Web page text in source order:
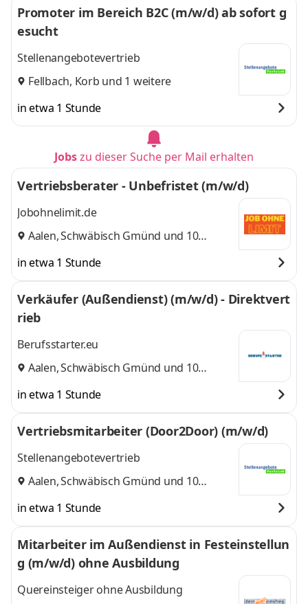
Promoter im Bereich B2C (m/w/d) ab sofort g
esucht
Stellenangebotevertrieb
Fellbach, Korb und 1 weitere
in etwa 1 Stunde
Jobszu dieser Suche per Mail erhalten
Vertriebsberater - Unbefristet (m/w/d)
Jobohnelimit.de
Aalen,Schwäbisch Gmünd und 10
in etwa 1 Stunde
Verkäufer (Außendienst) (m/w/d) - Direktvert
rieb
Berufsstarter.eu
Aalen,Schwäbisch Gmünd und 10
in etwa 1 Stunde
Vertriebsmitarbeiter (Door2Door) (m/w/d)
Stellenangebotevertrieb
Aalen,Schwäbisch Gmünd und 10
in etwa 1 Stunde
Mitarbeiter im Außendienst in Festeinstellun
g (m/w/d) ohne Ausbildung
Quereinsteiger ohne Ausbildung